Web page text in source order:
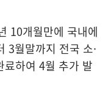
10개월만에 국내에
3월말까지 전국 소·
료하여 4월 추가 발